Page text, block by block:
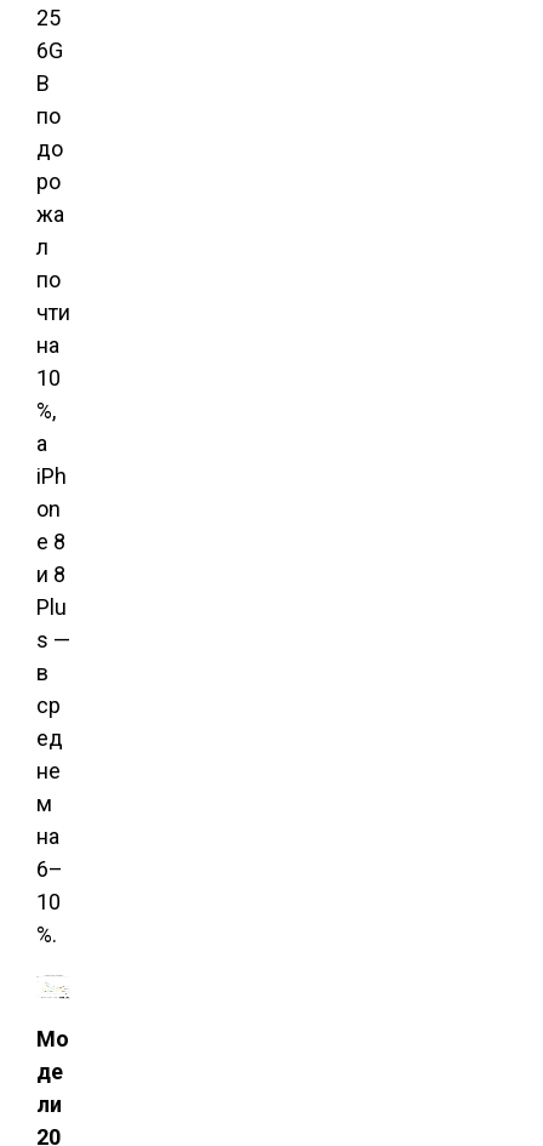
25
6G
B
по
до
ро
жа
л
по
чти
на
10
%,
а
iPh
on
e 8
и 8
Plu
s —
в
ср
ед
не
м
на
6–
10
%.
Мо
де
ли
20